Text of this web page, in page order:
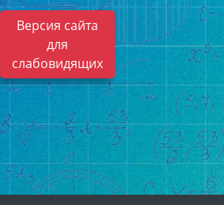
Версия сайта
для
слабовидящих